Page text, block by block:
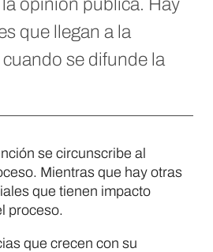
opinión pública. Hay
que llegan a la
se difunde la
se circunscribe al
Mientras que hay otras
que tienen impacto
proceso.
que crecen con su